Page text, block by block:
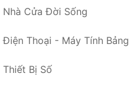
Nhà Cửa Đời Sống
Điện Thoại - Máy Tính Bảng
Thiết Bị Số